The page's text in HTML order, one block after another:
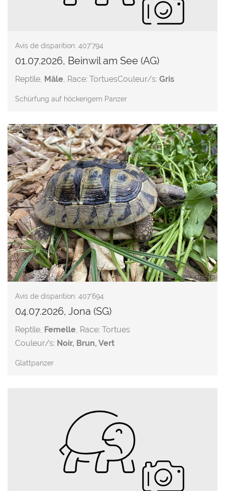
Avis de disparition: 407'794
01.07.2026, Beinwil am See (AG)
Reptile, Mâle, Race: TortuesCouleur/s: Gris
Schürfung auf höckerigem Panzer
Avis de disparition: 407'694
04.07.2026, Jona (SG)
Reptile, Femelle, Race: Tortues
Couleur/s: Noir, Brun, Vert
Glattpanzer